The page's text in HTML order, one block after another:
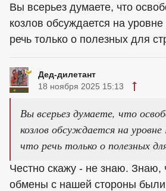
Вы всерьез думаете, что
козлов обсуждается на
речь только о полезных для
Дед-дилетант
18 ноября 2025 15:13
Вы всерьез думаете, что
козлов обсуждается на
что речь только о полезных
Честно скажу - не знаю.
обмены с нашей стороны